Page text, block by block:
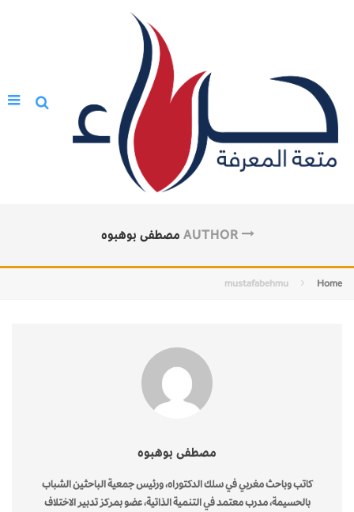
AUTHOR مصطفى بوهبوه
Home
mustafabehmu
مصطفى بوهبوه
كاتب وباحث مغربي في سلك الدكتوراه، ورئيس جمعية الباحثين الشباب
بالحسيمة، مدرب معتمد في التنمية الذاتية، عضو بمركز تدبير الاختلاف